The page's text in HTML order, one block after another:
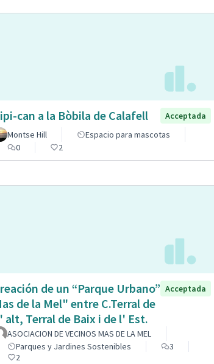
can a la Bòbila de Calafell
Acceptada
Montse Hill
Espacio para mascotas
0
2
de un “Parque Urbano”
de la Mel" entre C.Terral de
alt, Terral de Baix i de l' Est.
Acceptada
ASOCIACION DE VECINOS MAS DE LA MEL
Parques y Jardines Sostenibles
3
2